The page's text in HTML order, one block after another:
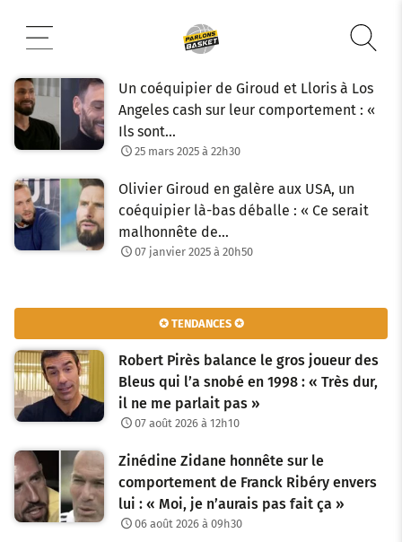
contenu
Un coéquipier de Giroud et Lloris à Los
Angeles cash sur leur comportement : «
Ils sont…
25 mars 2025 à 22h30
Olivier Giroud en galère aux USA, un
coéquipier là-bas déballe : « Ce serait
malhonnête de…
07 janvier 2025 à 20h50
✪ TENDANCES ✪
Robert Pirès balance le gros joueur des
Bleus qui l’a snobé en 1998 : « Très dur,
il ne me parlait pas »
07 août 2026 à 12h10
Zinédine Zidane honnête sur le
comportement de Franck Ribéry envers
lui : « Moi, je n’aurais pas fait ça »
06 août 2026 à 09h30